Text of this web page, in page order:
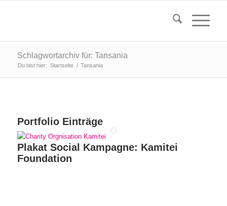
Schlagwortarchiv für: Tansania
Du bist hier: Startseite / Tansania
Portfolio Einträge
Plakat Social Kampagne: Kamitei
Foundation